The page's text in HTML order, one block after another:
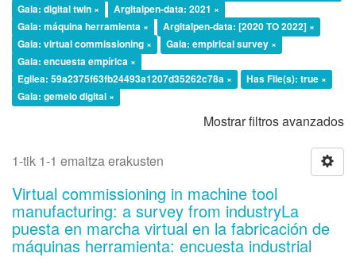
Gaia: digital twin ×
Argitalpen-data: 2021 ×
Gaia: máquina herramienta ×
Argitalpen-data: [2020 TO 2022] ×
Gaia: virtual commissioning ×
Gaia: empirical survey ×
Gaia: encuesta empírica ×
Egilea: 59a2375f63fb24493a1207d35262c78a ×
Has File(s): true ×
Gaia: gemelo digital ×
Mostrar filtros avanzados
1-tik 1-1 emaitza erakusten
Virtual commissioning in machine tool
manufacturing: a survey from industryLa
puesta en marcha virtual en la fabricación de
máquinas herramienta: encuesta industrial